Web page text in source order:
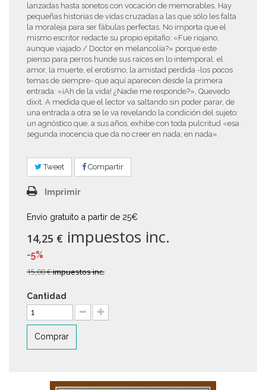
lanzadas hasta sonetos con vocación de memorables. Hay
pequeñas historias de vidas cruzadas a las que sólo les falta
la moraleja para ser fábulas perfectas. No importa que el
mismo escritor redacte su propio epitafio: «Fue riojano,
aunque viajado / Doctor en melancolía?» porque este
pienso para perros hunde sus raíces en lo intemporal: el
amor, la muerte, el erotismo, la amistad perdida -los pocos
temas de siempre- que aquí aparecen desde la primera
entrada: «¡Ah de la vida! ¿Nadie me responde?», Quevedo
dixit. A medida que el lector va saltando sin poder parar, de
una entrada a otra se le va revelando la condición del sujeto:
un agnóstico que, a sus años, exhibe con toda pulcritud «esa
segunda inocencia que da no creer en nada; en nada».
Tweet Compartir
Imprimir
Envío gratuito a partir de 25€
14,25 € impuestos inc.
-5%
15,00 €impuestos inc.
Cantidad
Comprar